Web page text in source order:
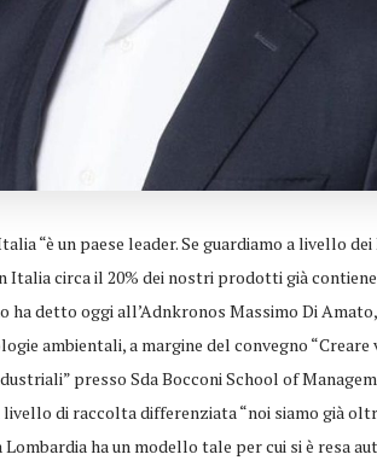
“è un paese leader. Se guardiamo a livello
Italia circa il 20% dei nostri prodotti già
ha detto oggi all’Adnkronos Massimo Di
ambientali, a margine del convegno
presso Sda Bocconi School of
livello di raccolta differenziata “noi siamo già
ha un modello tale per cui si è resa